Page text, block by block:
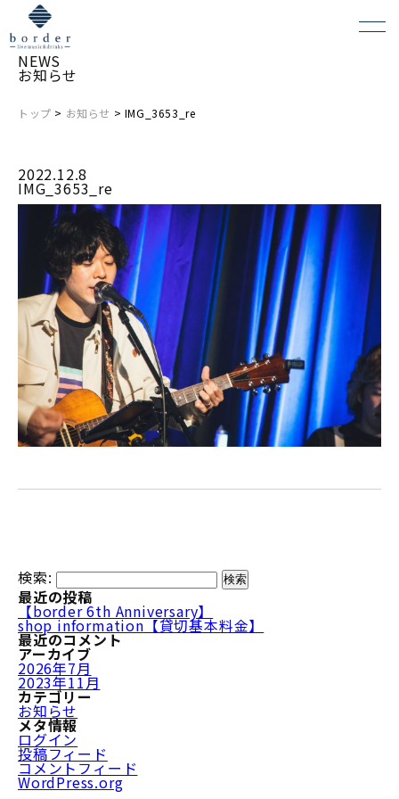
NEWS
お知らせ
トップ > お知らせ > IMG_3653_re
2022.12.8
IMG_3653_re
検索:
最近の投稿
【border 6th Anniversary】
shop information【貸切基本料金】
最近のコメント
アーカイブ
2026年7月
2023年11月
カテゴリー
お知らせ
メタ情報
ログイン
投稿フィード
コメントフィード
WordPress.org